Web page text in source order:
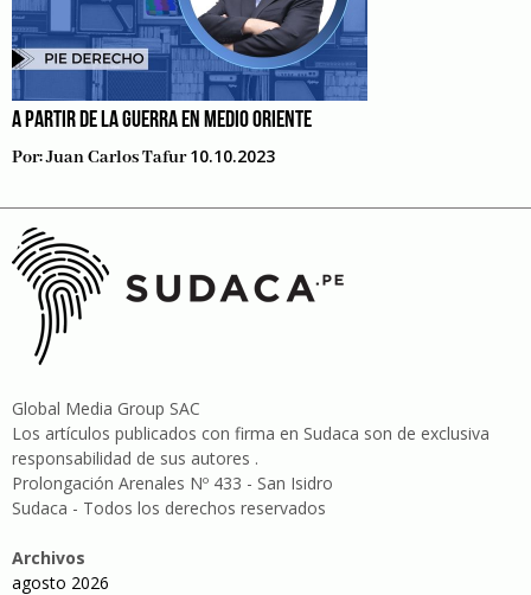
A PARTIR DE LA GUERRA EN MEDIO ORIENTE
Por:Juan Carlos Tafur 10.10.2023
Global Media Group SAC
Los artículos publicados con firma en Sudaca son de exclusiva
responsabilidad de sus autores .
Prolongación Arenales Nº 433 - San Isidro
Sudaca - Todos los derechos reservados
Archivos
agosto 2026